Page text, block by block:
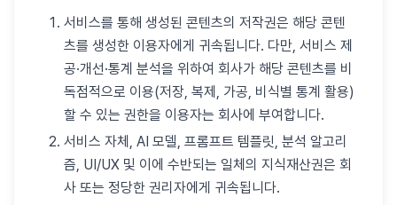
서비스를 통해 생성된 콘텐츠의 저작권은 해당 콘텐
츠를 생성한 이용자에게 귀속됩니다. 다만, 서비스 제
공·개선·통계 분석을 위하여 회사가 해당 콘텐츠를 비
독점적으로 이용(저장, 복제, 가공, 비식별 통계 활용)
할 수 있는 권한을 이용자는 회사에 부여합니다.
서비스 자체, AI 모델, 프롬프트 템플릿, 분석 알고리
즘, UI/UX 및 이에 수반되는 일체의 지식재산권은 회
사 또는 정당한 권리자에게 귀속됩니다.